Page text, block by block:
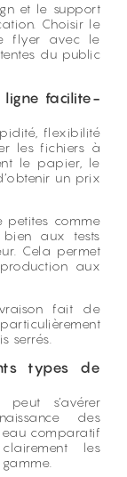
et le support
Choisir le
flyer avec le
du public
ligne facilite-
flexibilité
les fichiers à
le papier, le
un prix
petites comme
bien aux tests
Cela permet
aux
fait de
serrés.
types de
s’avérer
des
comparatif
les